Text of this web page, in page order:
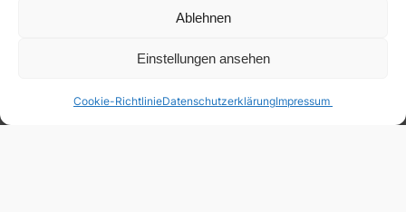
Ablehnen
Einstellungen ansehen
Cookie-RichtlinieDatenschutzerklärungImpressum